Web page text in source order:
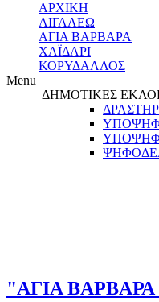
ΑΡΧΙΚΗ
ΑΙΓΑΛΕΩ
ΑΓΙΑ ΒΑΡΒΑΡΑ
ΧΑΪΔΑΡΙ
ΚΟΡΥΔΑΛΛΟΣ
Menu
ΔΗΜΟΤΙΚΕΣ
"ΑΓΙΑ